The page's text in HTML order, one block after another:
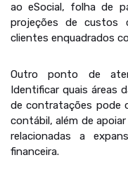
ao eSocial, folha de
projeções de custos
clientes enquadrados
Outro ponto de
Identificar quais áreas
de contratações pode
contábil, além de
relacionadas a
financeira.